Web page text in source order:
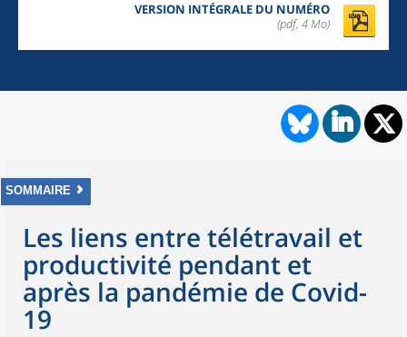
VERSION INTÉGRALE DU NUMÉRO
(pdf, 4 Mo)
SOMMAIRE
Les liens entre télétravail et
productivité pendant et
après la pandémie de Covid-
19